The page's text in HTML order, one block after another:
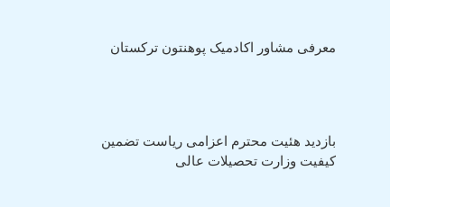
معرفی مشاور اکادمیک پوهنتون ترکستان
بازدید هئیت محترم اعزامی ریاست تضمین
کیفیت وزارت تحصیلات عالی